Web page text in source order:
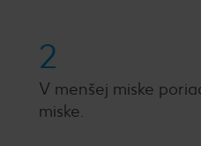
2
V menšej miske
miske.